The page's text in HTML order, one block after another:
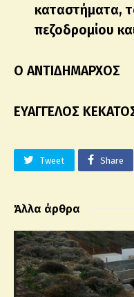
καταστήματα,
πεζοδρομίου
Ο ΑΝΤΙΔΗΜΑΡΧΟΣ
ΕΥΑΓΓΕΛΟΣ
Tweet Share
Άλλα άρθρα